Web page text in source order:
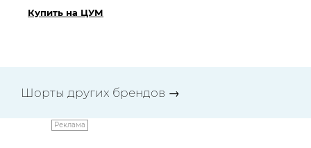
Купить на ЦУМ
Шорты других брендов →
Реклама